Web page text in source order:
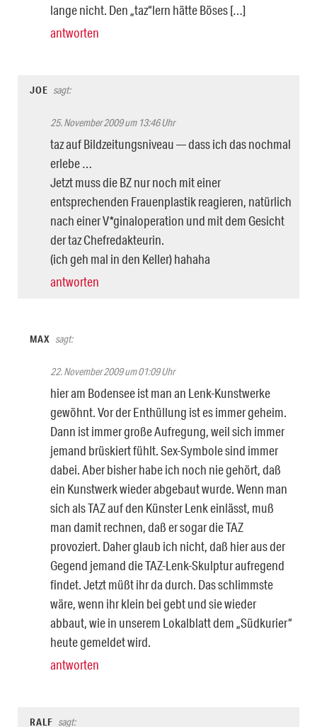
lange nicht. Den „taz“lern hätte Böses […]
antworten
JOE sagt:
25. November 2009 um 13:46 Uhr
taz auf Bildzeitungsniveau — dass ich das nochmal
erlebe …
Jetzt muss die BZ nur noch mit einer
entsprechenden Frauenplastik reagieren, natürlich
nach einer V*ginaloperation und mit dem Gesicht
der taz Chefredakteurin.
(ich geh mal in den Keller) hahaha
antworten
MAX sagt:
22. November 2009 um 01:09 Uhr
hier am Bodensee ist man an Lenk-Kunstwerke
gewöhnt. Vor der Enthüllung ist es immer geheim.
Dann ist immer große Aufregung, weil sich immer
jemand brüskiert fühlt. Sex-Symbole sind immer
dabei. Aber bisher habe ich noch nie gehört, daß
ein Kunstwerk wieder abgebaut wurde. Wenn man
sich als TAZ auf den Künster Lenk einlässt, muß
man damit rechnen, daß er sogar die TAZ
provoziert. Daher glaub ich nicht, daß hier aus der
Gegend jemand die TAZ-Lenk-Skulptur aufregend
findet. Jetzt müßt ihr da durch. Das schlimmste
wäre, wenn ihr klein bei gebt und sie wieder
abbaut, wie in unserem Lokalblatt dem „Südkurier“
heute gemeldet wird.
antworten
RALF sagt: